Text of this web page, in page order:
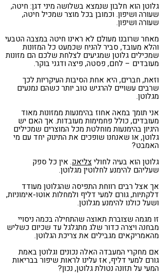
גלוטן הוא חלבון שנמצא בשלושה מיני דגן: חיטה,
שעורה ושיפון. וכמובן בכל מוצר שמכיל חיטה,
שעורה ושיפון.
מאחר שרובנו מעולם לא ראינו חיטה במצבה הטבעי
והלא מעובד, סביר להניח שכמעט כל המזונות
שמכילים גלוטן שמגיעים לצלחת שלכם הם מזונות
מעובדים – לחם, פסטה, פיצה ודגני בוקר.
וזאת, חברים, היא אחת הסיבות העיקריות לכך
שרבים עשויים להרגיש טוב יותר כשהם נמנעים
מגלוטן.
אני תומך במאה אחוז בהימנעות ממזונות מאוד
מעובדים, כולל פחמימות מעובדות. אך האם יש
היגיון בהימנעות מוחלטת מכל המוצרים שמכילים
גלוטן, או שאנחנו שופכים את התינוק יחד עם מי
האמבט?
גלוטן הוא בעיה לחוליצליאק. אין כל ספק
שעליהם להימנע לחלוטין מגלוטן.
אך אצל רבים רווחת התפיסה שהגלוטן מעודד
דלקתיות, גורם למעי דליף ולמחלות אוטו-אימוניות,
ושעל כולנו להימנע מגלוטן.
זו מגמה שצוברת תאוצה שהתחילה בכמה ניסויי
מבחנה ויצרה כדור שלג מתגלגל עד שכיום כשליש
מהאמריקאים מגבילים את צריכת הגלוטן.
אם מחקרי המעבדה האלה נכונים וגלוטן באמת
גורם למעי דליף, אז עלינו לראות שיפור בבריאות
המעי על תזונה נטולת גלוטן, נכון?